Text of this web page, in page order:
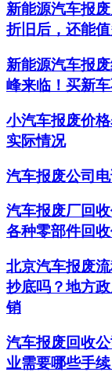
新能源汽车报
折旧后，还能
新能源汽车报
峰来临！买新
小汽车报废价
实际情况
汽车报废公司
汽车报废厂回
各种零部件回
北京汽车报废
抄底吗？地方
销
汽车报废回收
业需要哪些手续